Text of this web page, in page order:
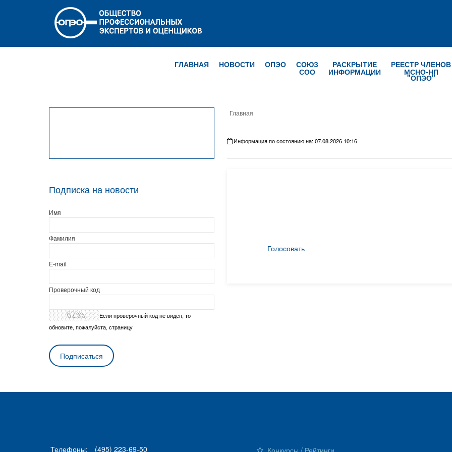
ГЛАВНАЯ НОВОСТИ ОПЭО СОЮЗ
СОО
РАСКРЫТИЕ
ИНФОРМАЦИИ
РЕЕСТР ЧЛЕНОВ
МСНО-НП
"ОПЭО"
Главная
Информация по состоянию на: 07.08.2026 10:16
Голосовать
Подписка на новости
Имя
Фамилия
E-mail
Проверочный код
Если проверочный код не виден, то
обновите, пожалуйста, страницу
Телефоны: (495) 223-69-50